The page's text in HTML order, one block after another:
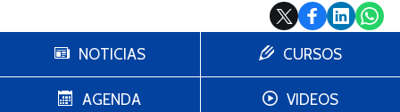
NOTICIAS
AGENDA
CURSOS
VIDEOS